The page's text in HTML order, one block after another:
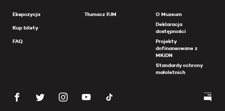
Ekspozycja
Kup bilety
FAQ
Tłumacz PJM
O Muzeum
Deklaracja
dostępności
Projekty
dofinansowane z
MKiDN
Standardy ochrony
małoletnich